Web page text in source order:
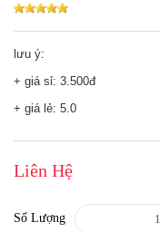
lưu ý:
+ giá sỉ: 3.500đ
+ giá lẻ: 5.0
Liên Hệ
Số Lượng